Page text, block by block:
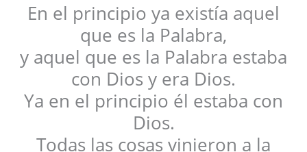
En el principio ya existía aquel
que es la Palabra,
y aquel que es la Palabra estaba
con Dios y era Dios.
Ya en el principio él estaba con
Dios.
Todas las cosas vinieron a la